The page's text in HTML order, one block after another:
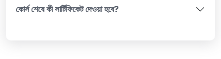
কোর্স শেষে কী সার্টিফিকেট দেওয়া হবে?